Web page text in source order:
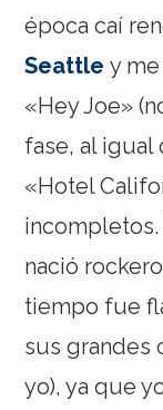
época caí
Seattley
«Hey Joe»
fase, al
«Hotel
incompletos.
nació
tiempo fue
sus grandes
yo), ya que